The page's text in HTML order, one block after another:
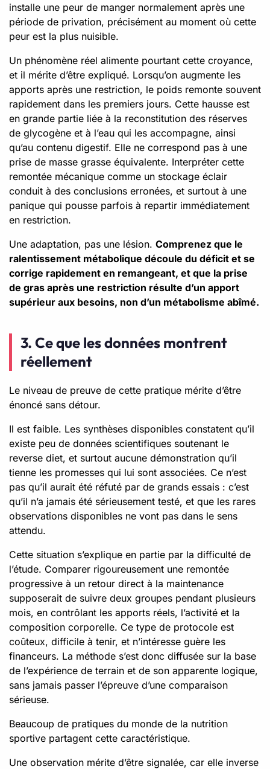
installe une peur de manger normalement après une
période de privation, précisément au moment où cette
peur est la plus nuisible.
Un phénomène réel alimente pourtant cette croyance,
et il mérite d’être expliqué. Lorsqu’on augmente les
apports après une restriction, le poids remonte souvent
rapidement dans les premiers jours. Cette hausse est
en grande partie liée à la reconstitution des réserves
de glycogène et à l’eau qui les accompagne, ainsi
qu’au contenu digestif. Elle ne correspond pas à une
prise de masse grasse équivalente. Interpréter cette
remontée mécanique comme un stockage éclair
conduit à des conclusions erronées, et surtout à une
panique qui pousse parfois à repartir immédiatement
en restriction.
Une adaptation, pas une lésion. Comprenez que le
ralentissement métabolique découle du déficit et se
corrige rapidement en remangeant, et que la prise
de gras après une restriction résulte d’un apport
supérieur aux besoins, non d’un métabolisme abîmé.
3. Ce que les données montrent
réellement
Le niveau de preuve de cette pratique mérite d’être
énoncé sans détour.
Il est faible. Les synthèses disponibles constatent qu’il
existe peu de données scientifiques soutenant le
reverse diet, et surtout aucune démonstration qu’il
tienne les promesses qui lui sont associées. Ce n’est
pas qu’il aurait été réfuté par de grands essais : c’est
qu’il n’a jamais été sérieusement testé, et que les rares
observations disponibles ne vont pas dans le sens
attendu.
Cette situation s’explique en partie par la difficulté de
l’étude. Comparer rigoureusement une remontée
progressive à un retour direct à la maintenance
supposerait de suivre deux groupes pendant plusieurs
mois, en contrôlant les apports réels, l’activité et la
composition corporelle. Ce type de protocole est
coûteux, difficile à tenir, et n’intéresse guère les
financeurs. La méthode s’est donc diffusée sur la base
de l’expérience de terrain et de son apparente logique,
sans jamais passer l’épreuve d’une comparaison
sérieuse.
Beaucoup de pratiques du monde de la nutrition
sportive partagent cette caractéristique.
Une observation mérite d’être signalée, car elle inverse